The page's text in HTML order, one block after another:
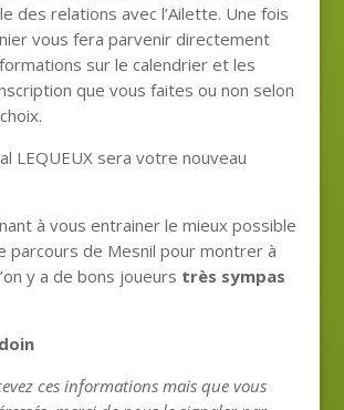
des relations avec l’Ailette. Une fois
vous fera parvenir directement
sur le calendrier et les
que vous faites ou non selon
LEQUEUX sera votre nouveau
à vous entrainer le mieux possible
parcours de Mesnil pour montrer à
y a de bons joueurs très sympas
ces informations mais que vous